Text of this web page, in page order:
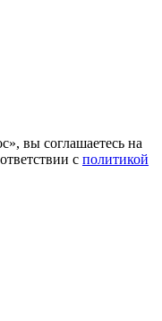
вы соглашаетесь на
с политикой